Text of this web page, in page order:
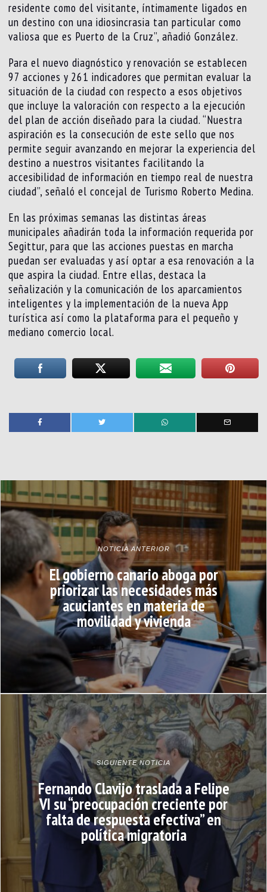
residente como del visitante, íntimamente ligados en
un destino con una idiosincrasia tan particular como
valiosa que es Puerto de la Cruz”, añadió González.
Para el nuevo diagnóstico y renovación se establecen
97 acciones y 261 indicadores que permitan evaluar la
situación de la ciudad con respecto a esos objetivos
que incluye la valoración con respecto a la ejecución
del plan de acción diseñado para la ciudad. “Nuestra
aspiración es la consecución de este sello que nos
permite seguir avanzando en mejorar la experiencia del
destino a nuestros visitantes facilitando la
accesibilidad de información en tiempo real de nuestra
ciudad”, señaló el concejal de Turismo Roberto Medina.
En las próximas semanas las distintas áreas
municipales añadirán toda la información requerida por
Segittur, para que las acciones puestas en marcha
puedan ser evaluadas y así optar a esa renovación a la
que aspira la ciudad. Entre ellas, destaca la
señalización y la comunicación de los aparcamientos
inteligentes y la implementación de la nueva App
turística así como la plataforma para el pequeño y
mediano comercio local.
NOTICIA ANTERIOR
El gobierno canario aboga por
priorizar las necesidades más
acuciantes en materia de
movilidad y vivienda
SIGUIENTE NOTICIA
Fernando Clavijo traslada a Felipe
VI su “preocupación creciente por
falta de respuesta efectiva” en
política migratoria